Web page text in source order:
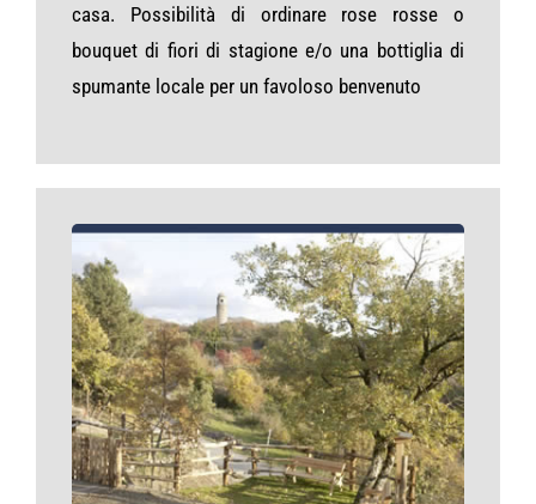
casa. Possibilità di ordinare rose rosse o
bouquet di fiori di stagione e/o una bottiglia di
spumante locale per un favoloso benvenuto